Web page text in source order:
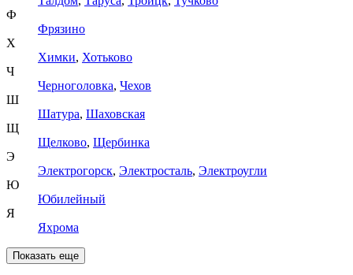
Ф
Фрязино
Х
Химки, Хотьково
Ч
Черноголовка, Чехов
Ш
Шатура, Шаховская
Щ
Щелково, Щербинка
Э
Электрогорск, Электросталь, Электроугли
Ю
Юбилейный
Я
Яхрома
Показать еще